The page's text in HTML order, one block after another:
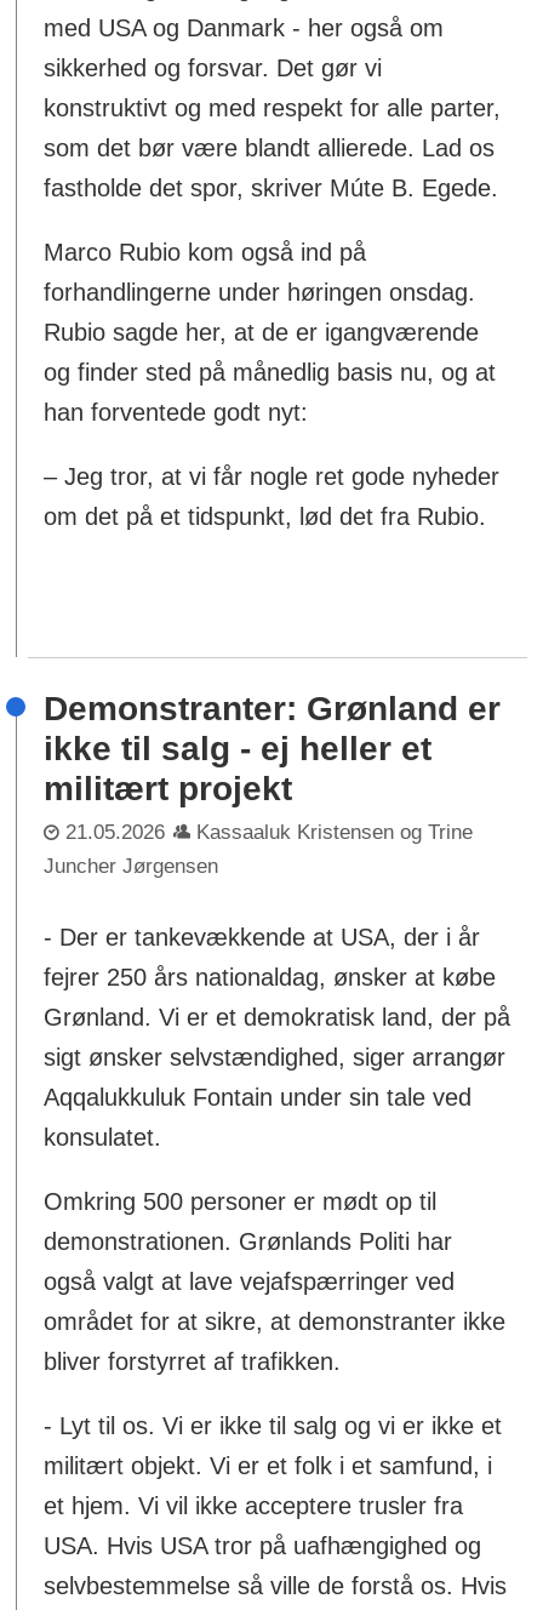
med USA og Danmark - her også om
sikkerhed og forsvar. Det gør vi
konstruktivt og med respekt for alle parter,
som det bør være blandt allierede. Lad os
fastholde det spor, skriver Múte B. Egede.
Marco Rubio kom også ind på
forhandlingerne under høringen onsdag.
Rubio sagde her, at de er igangværende
og finder sted på månedlig basis nu, og at
han forventede godt nyt:
– Jeg tror, at vi får nogle ret gode nyheder
om det på et tidspunkt, lød det fra Rubio.
Demonstranter: Grønland er
ikke til salg - ej heller et
militært projekt
21.05.2026
Kassaaluk Kristensen og Trine
Juncher Jørgensen
- Der er tankevækkende at USA, der i år
fejrer 250 års nationaldag, ønsker at købe
Grønland. Vi er et demokratisk land, der på
sigt ønsker selvstændighed, siger arrangør
Aqqalukkuluk Fontain under sin tale ved
konsulatet.
Omkring 500 personer er mødt op til
demonstrationen. Grønlands Politi har
også valgt at lave vejafspærringer ved
området for at sikre, at demonstranter ikke
bliver forstyrret af trafikken.
- Lyt til os. Vi er ikke til salg og vi er ikke et
militært objekt. Vi er et folk i et samfund, i
et hjem. Vi vil ikke acceptere trusler fra
USA. Hvis USA tror på uafhængighed og
selvbestemmelse så ville de forstå os. Hvis